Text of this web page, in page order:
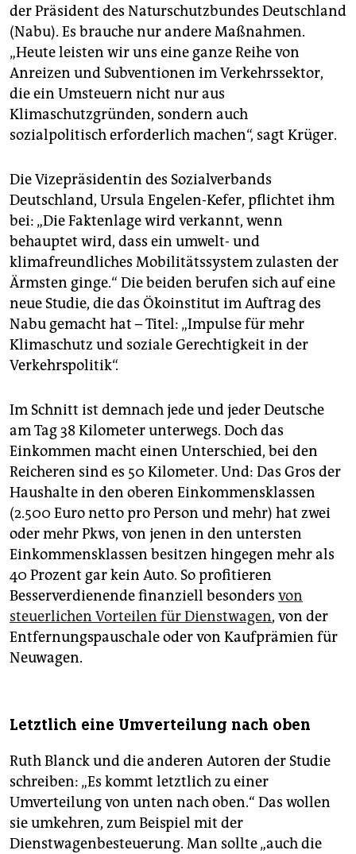
abo
genossenschaft
epaper login
der Präsident des Naturschutzbundes Deutschland
(Nabu). Es brauche nur andere Maßnahmen.
„Heute leisten wir uns eine ganze Reihe von
Anreizen und Subventionen im Verkehrssektor,
die ein Umsteuern nicht nur aus
Klimaschutzgründen, sondern auch
sozialpolitisch erforderlich machen“, sagt Krüger.
Die Vizepräsidentin des Sozialverbands
Deutschland, Ursula Engelen-Kefer, pflichtet ihm
bei: „Die Faktenlage wird verkannt, wenn
behauptet wird, dass ein umwelt- und
klimafreundliches Mobilitätssystem zulasten der
Ärmsten ginge.“ Die beiden berufen sich auf eine
neue Studie, die das Ökoinstitut im Auftrag des
Nabu gemacht hat – Titel: „Impulse für mehr
Klimaschutz und soziale Gerechtigkeit in der
Verkehrspolitik“.
Im Schnitt ist demnach jede und jeder Deutsche
am Tag 38 Kilometer unterwegs. Doch das
Einkommen macht einen Unterschied, bei den
Reicheren sind es 50 Kilometer. Und: Das Gros der
Haushalte in den oberen Einkommensklassen
(2.500 Euro netto pro Person und mehr) hat zwei
oder mehr Pkws, von jenen in den untersten
Einkommensklassen besitzen hingegen mehr als
40 Prozent gar kein Auto. So profitieren
Besserverdienende finanziell besonders von
steuerlichen Vorteilen für Dienstwagen, von der
Entfernungspauschale oder von Kaufprämien für
Neuwagen.
Letztlich eine Umverteilung nach oben
Ruth Blanck und die anderen Autoren der Studie
schreiben: „Es kommt letztlich zu einer
Umverteilung von unten nach oben.“ Das wollen
sie umkehren, zum Beispiel mit der
Dienstwagenbesteuerung. Man sollte „auch die